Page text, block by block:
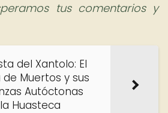
tus comentarios y
del Xantolo: El
de Muertos y sus
Autóctonas
Huasteca